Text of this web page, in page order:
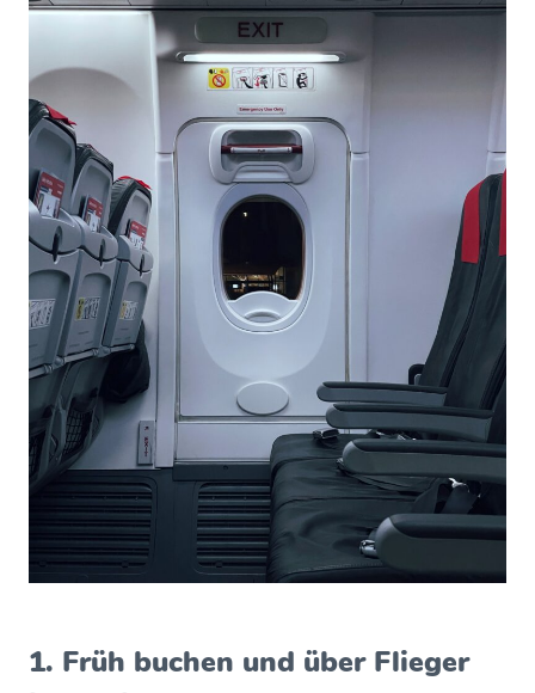
1. Früh buchen und über Flieger